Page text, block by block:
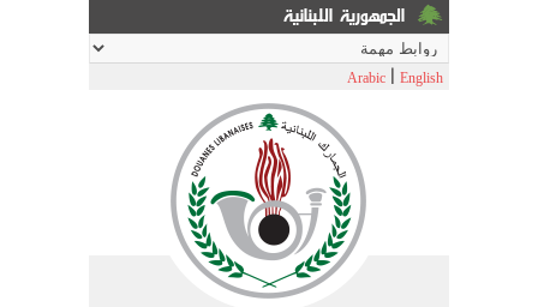
الجمهورية اللبنانية
Arabic English